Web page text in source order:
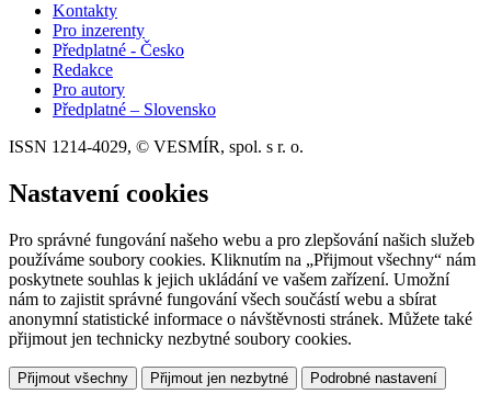
Kontakty
Pro inzerenty
Předplatné - Česko
Redakce
Pro autory
Předplatné – Slovensko
ISSN 1214-4029, © VESMÍR, spol. s r. o.
Nastavení cookies
Pro správné fungování našeho webu a pro zlepšování našich služeb
používáme soubory cookies. Kliknutím na „Přijmout všechny“ nám
poskytnete souhlas k jejich ukládání ve vašem zařízení. Umožní
nám to zajistit správné fungování všech součástí webu a sbírat
anonymní statistické informace o návštěvnosti stránek. Můžete také
přijmout jen technicky nezbytné soubory cookies.
Přijmout všechny Přijmout jen nezbytné Podrobné nastavení